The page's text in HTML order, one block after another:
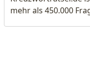
mehr als 450.000